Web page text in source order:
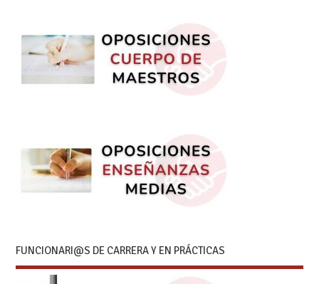
FUNCIONARI@S DE CARRERA Y EN PRÁCTICAS